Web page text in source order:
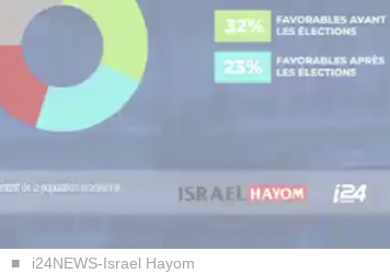
i24NEWS-Israel Hayom